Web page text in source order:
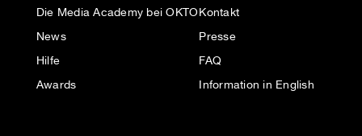
Die Media Academy bei OKTO
News
Hilfe
Awards
Kontakt
Presse
FAQ
Information in English